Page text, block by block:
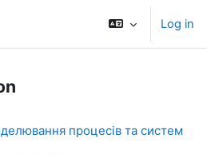
Log in
процесів та систем